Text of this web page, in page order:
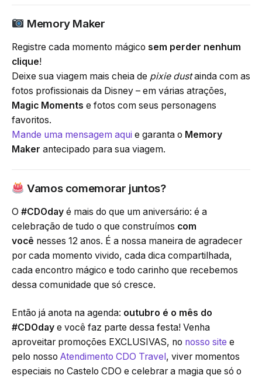
Memory Maker
Registre cada momento mágico sem perder nenhum
clique!
Deixe sua viagem mais cheia de pixie dustainda com as
fotos profissionais da Disney – em várias atrações,
Magic Moments e fotos com seus personagens
favoritos.
Mande uma mensagem aqui e garanta o Memory
Maker antecipado para sua viagem.
Vamos comemorar juntos?
O #CDOday é mais do que um aniversário: é a
celebração de tudo o que construímos com
você nesses 12 anos. É a nossa maneira de agradecer
por cada momento vivido, cada dica compartilhada,
cada encontro mágico e todo carinho que recebemos
dessa comunidade que só cresce.
Então já anota na agenda: outubro é o mês do
#CDOday e você faz parte dessa festa! Venha
aproveitar promoções EXCLUSIVAS, no nosso site e
pelo nosso Atendimento CDO Travel, viver momentos
especiais no Castelo CDO e celebrar a magia que só o